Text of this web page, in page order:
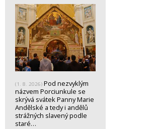
(1. 8. 2026) Pod nezvyklým
názvem Porciunkule se
skrývá svátek Panny Marie
Andělské a tedy i andělů
strážných slavený podle
staré…